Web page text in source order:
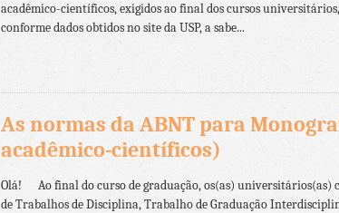
acadêmico-científicos, exigidos ao final dos cursos
conforme dados obtidos no site da USP, a sabe...
As normas da ABNT para
acadêmico-científicos)
Olá! Ao final do curso de graduação, os(as) universitários(as)
de Trabalhos de Disciplina, Trabalho de Graduação